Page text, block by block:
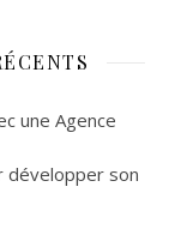
une Agence
développer son